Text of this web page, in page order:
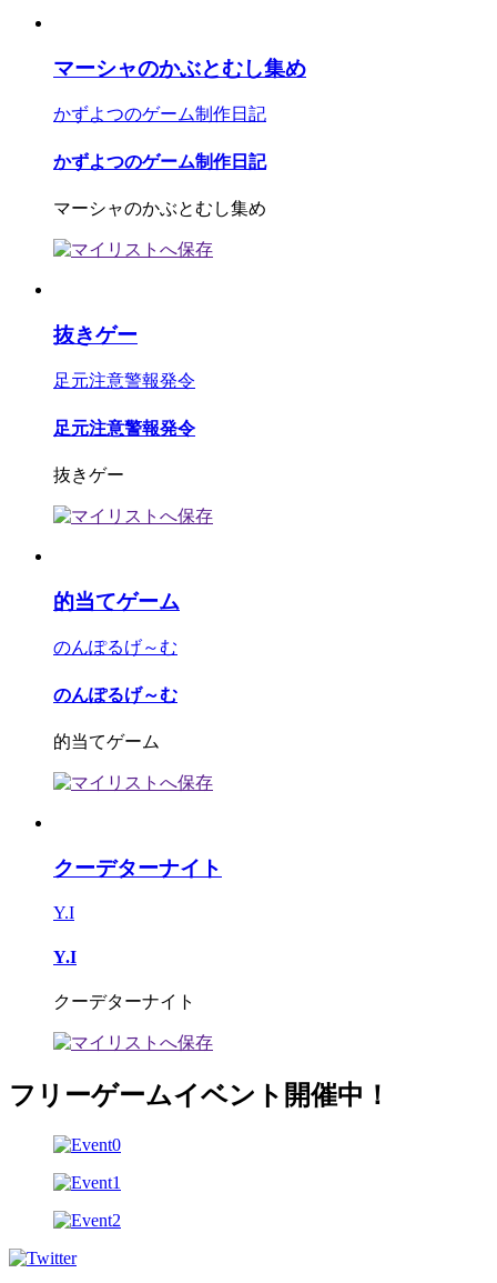
マーシャのかぶとむし集め
かずよつのゲーム制作日記
かずよつのゲーム制作日記
マーシャのかぶとむし集め
抜きゲー
足元注意警報発令
足元注意警報発令
抜きゲー
的当てゲーム
のんぽるげ～む
のんぽるげ～む
的当てゲーム
クーデターナイト
Y.I
Y.I
クーデターナイト
フリーゲームイベント開催中！